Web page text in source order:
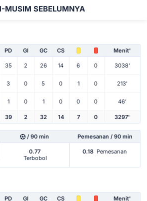
MUSIM SEBELUMNYA
PD Gl GC CS Menit'
35 2 26 14 6 0 3038'
3 0 5 0 1 0 213'
1 0 1 0 0 0 46'
39 2 32 14 7 0 3297'
/ 90 min Pemesanan / 90 min
0.77
Terbobol
0.18 Pemesanan
PD Gl GC CS Menit'